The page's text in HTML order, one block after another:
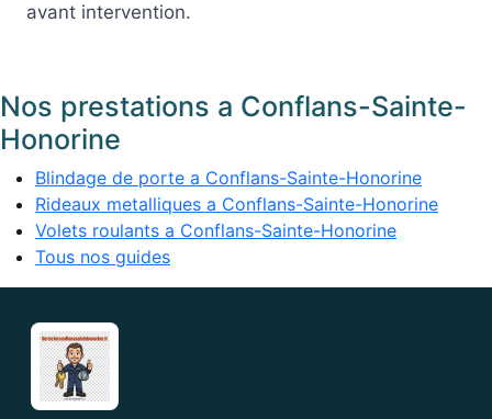
avant intervention.
Nos prestations a Conflans-Sainte-
Honorine
Blindage de porte a Conflans-Sainte-Honorine
Rideaux metalliques a Conflans-Sainte-Honorine
Volets roulants a Conflans-Sainte-Honorine
Tous nos guides